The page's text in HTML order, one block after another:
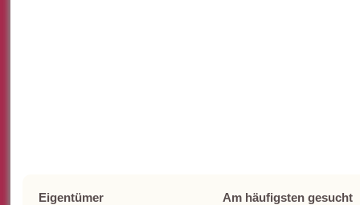
Eigentümer
Am häufigsten gesucht